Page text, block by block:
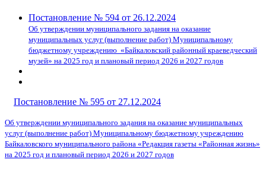
Постановление № 594 от 26.12.2024
Об утверждении муниципального задания на оказание
муниципальных услуг (выполнение работ) Муниципальному
бюджетному учреждению «Байкаловский районный краеведческий
музей» на 2025 год и плановый период 2026 и 2027 годов
Постановление № 595 от 27.12.2024
Об утверждении муниципального задания на оказание муниципальных
услуг (выполнение работ) Муниципальному бюджетному учреждению
Байкаловского муниципального района «Редакция газеты «Районная жизнь»
на 2025 год и плановый период 2026 и 2027 годов